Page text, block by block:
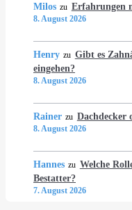
Milos zu Erfahrungen
8. August 2026
Henry zu Gibt es
eingehen?
8. August 2026
Rainer zu Dachdecker
8. August 2026
Hannes zu Welche
Bestatter?
7. August 2026